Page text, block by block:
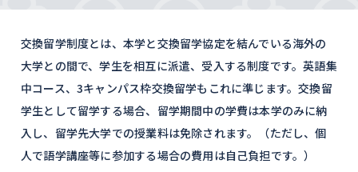
交換留学制度とは、本学と交換留学協定を結んでいる海外の
大学との間で、学生を相互に派遣、受入する制度です。英語集
中コース、3キャンパス枠交換留学もこれに準じます。交換留
学生として留学する場合、留学期間中の学費は本学のみに納
入し、留学先大学での授業料は免除されます。（ただし、個
人で語学講座等に参加する場合の費用は自己負担です。）